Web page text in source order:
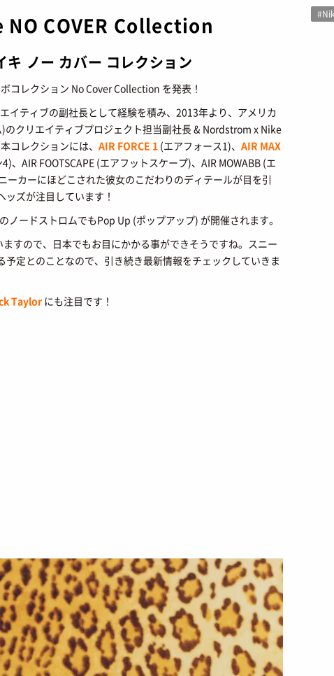
ンドから探す
ーで探す
売日カレンダー
STYLE IDEA/ コーデのアイデア
STYLE SNAP/ ストリートスナップ
COSMETICS/ コスメアイテム
SNEAKER MIX/ スニーカーMIX
KOREAN COSME/ 韓国コスメ
MAKE UP/ チュートリアル
プ
ション
これハウツー
CULTURE
TOP/ カルチャートップ
MUSIC
MOVIE / 映画・ドラマ
FOOD
ABOUT
運営会社
プライバシーポリシー
COVER Collection
ノー カバー コレクション
コレクション No Cover Collection を発表！
イティブの副社長として経験を積み、2013年より、アメリカ
クリエイティブプロジェクト担当副社長 & Nordstrom x Nike
レクションには、 AIR FORCE 1 (エアフォース1)、 AIR MAX
、AIR FOOTSCAPE (エアフットスケープ)、AIR MOWABB (エ
カーにほどこされた彼女のこだわりのディテールが目を引
ズが注目しています！
ードストロムでもPop Up (ポップアップ) が開催されます。
すので、日本でもお目にかかる事ができそうですね。スニー
定とのことなので、引き続き最新情報をチェックしていきま
Taylor にも注目です！